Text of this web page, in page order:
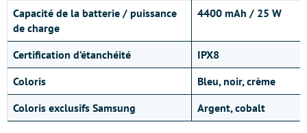
Capacité de la batterie / puissance
de charge
4400 mAh / 25 W
Certification d’étanchéité
IPX8
Coloris
Bleu, noir, crème
Coloris exclusifs Samsung
Argent, cobalt